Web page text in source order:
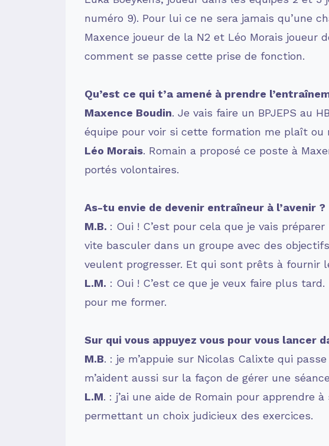
numéro 9). Pour lui ce ne sera jamais qu’une
Maxence joueur de la N2 et Léo Morais joueur
comment se passe cette prise de fonction.
Qu’est ce qui t’a amené à prendre
Maxence Boudin. Je vais faire un BPJEPS au
équipe pour voir si cette formation me plaît ou
Léo Morais. Romain a proposé ce poste à
portés volontaires.
As-tu envie de devenir entraîneur à l’avenir ?
M.B. : Oui ! C’est pour cela que je vais
vite basculer dans un groupe avec des
veulent progresser. Et qui sont prêts à fournir
L.M. : Oui ! C’est ce que je veux faire plus
pour me former.
Sur qui vous appuyez vous pour vous lancer
M.B. : je m’appuie sur Nicolas Calixte qui
m’aident aussi sur la façon de gérer une
L.M. : j’ai une aide de Romain pour apprendre
permettant un choix judicieux des exercices.